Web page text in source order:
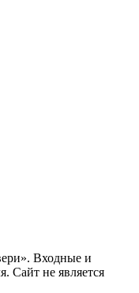
Входные и
Сайт не является